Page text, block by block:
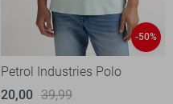
-50%
Petrol Industries Polo
20,00 39,99